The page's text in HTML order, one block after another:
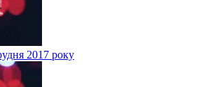
2017 року